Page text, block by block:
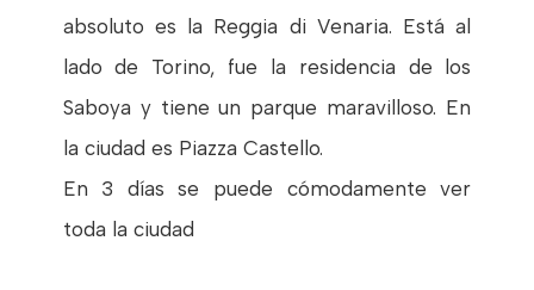
absoluto es la Reggia di Venaria. Está al
lado de Torino, fue la residencia de los
Saboya y tiene un parque maravilloso. En
la ciudad es Piazza Castello.
En 3 días se puede cómodamente ver
toda la ciudad